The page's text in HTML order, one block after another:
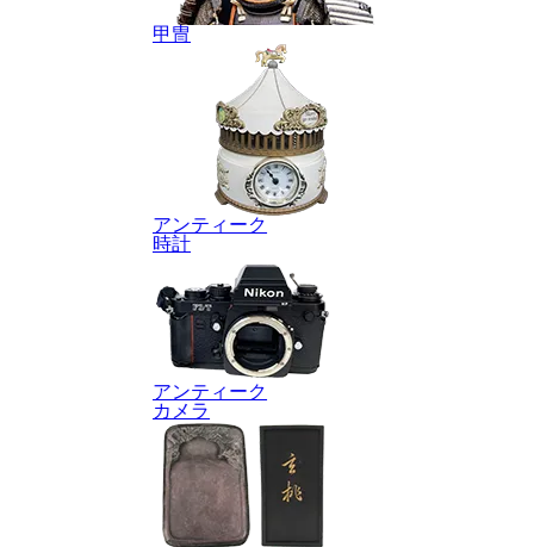
甲冑
アンティーク
時計
アンティーク
カメラ